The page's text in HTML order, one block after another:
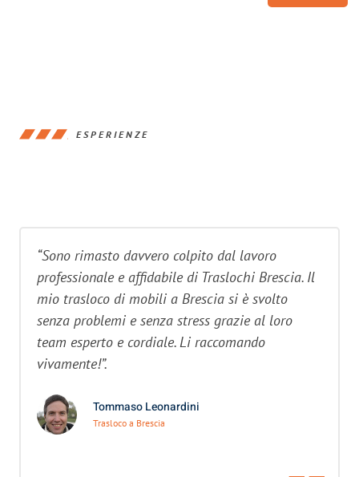
ESPERIENZE
“Sono rimasto davvero colpito dal lavoro
professionale e affidabile di Traslochi Brescia. Il
mio trasloco di mobili a Brescia si è svolto
senza problemi e senza stress grazie al loro
team esperto e cordiale. Li raccomando
vivamente!”.
Tommaso Leonardini
Trasloco a Brescia